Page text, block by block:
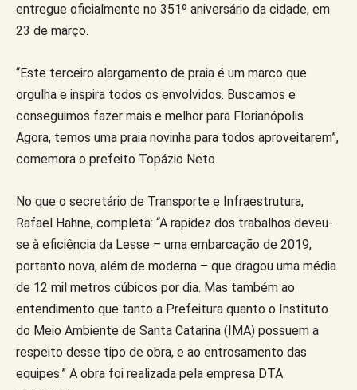
entregue oficialmente no 351º aniversário da cidade, em
23 de março.
“Este terceiro alargamento de praia é um marco que
orgulha e inspira todos os envolvidos. Buscamos e
conseguimos fazer mais e melhor para Florianópolis.
Agora, temos uma praia novinha para todos aproveitarem”,
comemora o prefeito Topázio Neto.
No que o secretário de Transporte e Infraestrutura,
Rafael Hahne, completa: “A rapidez dos trabalhos deveu-
se à eficiência da Lesse – uma embarcação de 2019,
portanto nova, além de moderna – que dragou uma média
de 12 mil metros cúbicos por dia. Mas também ao
entendimento que tanto a Prefeitura quanto o Instituto
do Meio Ambiente de Santa Catarina (IMA) possuem a
respeito desse tipo de obra, e ao entrosamento das
equipes.” A obra foi realizada pela empresa DTA